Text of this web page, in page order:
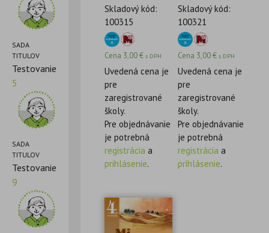
SADA
TITULOV
Testovanie
5
SADA
TITULOV
Testovanie
9
Skladový kód:
100315
Cena 3,00€ s DPH
Uvedená cena je
pre
zaregistrované
školy.
Pre objednávanie
je potrebná
registrácia a
prihlásenie.
Skladový kód:
100321
Cena 3,00€ s DPH
Uvedená cena je
pre
zaregistrované
školy.
Pre objednávanie
je potrebná
registrácia a
prihlásenie.